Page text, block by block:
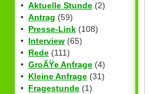
• Aktuelle Stunde (2)
• Antrag (59)
• Presse-Link (108)
• Interview (65)
• Rede (111)
• GroÃŸe Anfrage (4)
• Kleine Anfrage (31)
• Fragestunde (1)